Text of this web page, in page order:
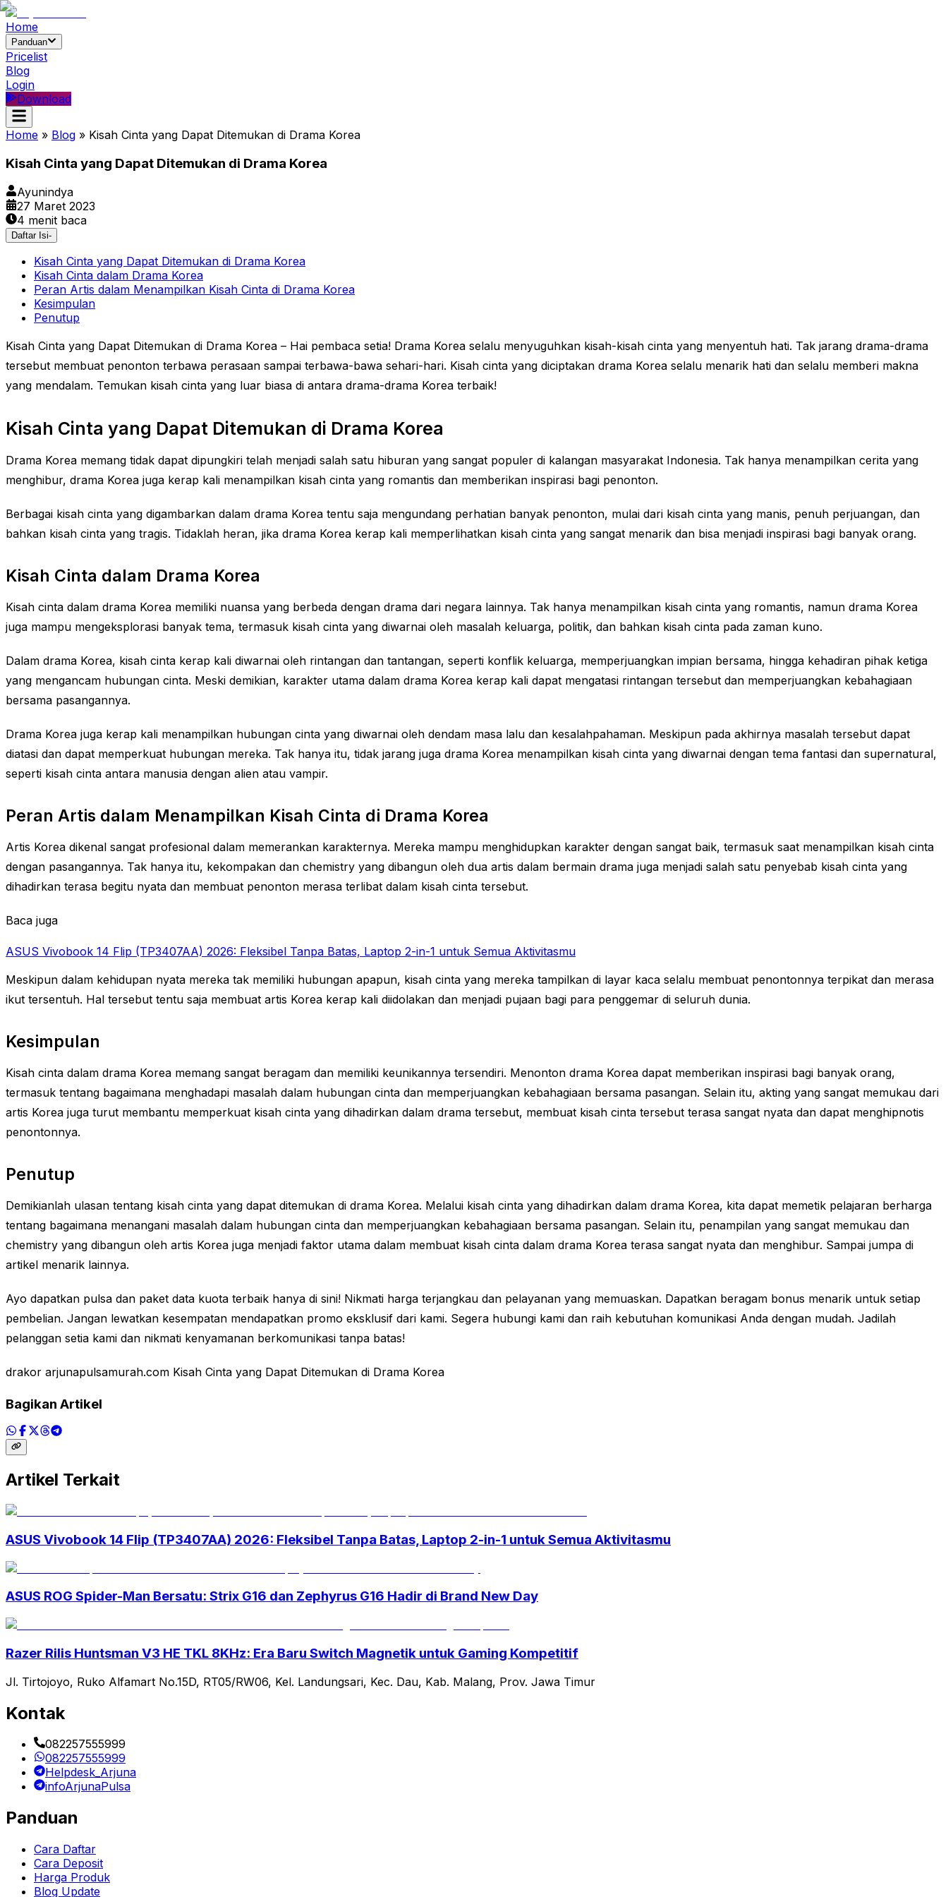
Home
Panduan
Pricelist
Blog
Login
Download
Home » Blog » Kisah Cinta yang Dapat Ditemukan di Drama Korea
Kisah Cinta yang Dapat Ditemukan di Drama Korea
Ayunindya
27 Maret 2023
4 menit baca
Daftar Isi-
Kisah Cinta yang Dapat Ditemukan di Drama Korea
Kisah Cinta dalam Drama Korea
Peran Artis dalam Menampilkan Kisah Cinta di Drama Korea
Kesimpulan
Penutup
Kisah Cinta yang Dapat Ditemukan di Drama Korea – Hai pembaca setia! Drama Korea selalu menyuguhkan kisah-kisah cinta yang menyentuh hati. Tak jarang drama-drama
tersebut membuat penonton terbawa perasaan sampai terbawa-bawa sehari-hari. Kisah cinta yang diciptakan drama Korea selalu menarik hati dan selalu memberi makna
yang mendalam. Temukan kisah cinta yang luar biasa di antara drama-drama Korea terbaik!
Kisah Cinta yang Dapat Ditemukan di Drama Korea
Drama Korea memang tidak dapat dipungkiri telah menjadi salah satu hiburan yang sangat populer di kalangan masyarakat Indonesia. Tak hanya menampilkan cerita yang
menghibur, drama Korea juga kerap kali menampilkan kisah cinta yang romantis dan memberikan inspirasi bagi penonton.
Berbagai kisah cinta yang digambarkan dalam drama Korea tentu saja mengundang perhatian banyak penonton, mulai dari kisah cinta yang manis, penuh perjuangan, dan
bahkan kisah cinta yang tragis. Tidaklah heran, jika drama Korea kerap kali memperlihatkan kisah cinta yang sangat menarik dan bisa menjadi inspirasi bagi banyak orang.
Kisah Cinta dalam Drama Korea
Kisah cinta dalam drama Korea memiliki nuansa yang berbeda dengan drama dari negara lainnya. Tak hanya menampilkan kisah cinta yang romantis, namun drama Korea
juga mampu mengeksplorasi banyak tema, termasuk kisah cinta yang diwarnai oleh masalah keluarga, politik, dan bahkan kisah cinta pada zaman kuno.
Dalam drama Korea, kisah cinta kerap kali diwarnai oleh rintangan dan tantangan, seperti konflik keluarga, memperjuangkan impian bersama, hingga kehadiran pihak ketiga
yang mengancam hubungan cinta. Meski demikian, karakter utama dalam drama Korea kerap kali dapat mengatasi rintangan tersebut dan memperjuangkan kebahagiaan
bersama pasangannya.
Drama Korea juga kerap kali menampilkan hubungan cinta yang diwarnai oleh dendam masa lalu dan kesalahpahaman. Meskipun pada akhirnya masalah tersebut dapat
diatasi dan dapat memperkuat hubungan mereka. Tak hanya itu, tidak jarang juga drama Korea menampilkan kisah cinta yang diwarnai dengan tema fantasi dan supernatural,
seperti kisah cinta antara manusia dengan alien atau vampir.
Peran Artis dalam Menampilkan Kisah Cinta di Drama Korea
Artis Korea dikenal sangat profesional dalam memerankan karakternya. Mereka mampu menghidupkan karakter dengan sangat baik, termasuk saat menampilkan kisah cinta
dengan pasangannya. Tak hanya itu, kekompakan dan chemistry yang dibangun oleh dua artis dalam bermain drama juga menjadi salah satu penyebab kisah cinta yang
dihadirkan terasa begitu nyata dan membuat penonton merasa terlibat dalam kisah cinta tersebut.
Baca juga
ASUS Vivobook 14 Flip (TP3407AA) 2026: Fleksibel Tanpa Batas, Laptop 2-in-1 untuk Semua Aktivitasmu
Meskipun dalam kehidupan nyata mereka tak memiliki hubungan apapun, kisah cinta yang mereka tampilkan di layar kaca selalu membuat penontonnya terpikat dan merasa
ikut tersentuh. Hal tersebut tentu saja membuat artis Korea kerap kali diidolakan dan menjadi pujaan bagi para penggemar di seluruh dunia.
Kesimpulan
Kisah cinta dalam drama Korea memang sangat beragam dan memiliki keunikannya tersendiri. Menonton drama Korea dapat memberikan inspirasi bagi banyak orang,
termasuk tentang bagaimana menghadapi masalah dalam hubungan cinta dan memperjuangkan kebahagiaan bersama pasangan. Selain itu, akting yang sangat memukau dari
artis Korea juga turut membantu memperkuat kisah cinta yang dihadirkan dalam drama tersebut, membuat kisah cinta tersebut terasa sangat nyata dan dapat menghipnotis
penontonnya.
Penutup
Demikianlah ulasan tentang kisah cinta yang dapat ditemukan di drama Korea. Melalui kisah cinta yang dihadirkan dalam drama Korea, kita dapat memetik pelajaran berharga
tentang bagaimana menangani masalah dalam hubungan cinta dan memperjuangkan kebahagiaan bersama pasangan. Selain itu, penampilan yang sangat memukau dan
chemistry yang dibangun oleh artis Korea juga menjadi faktor utama dalam membuat kisah cinta dalam drama Korea terasa sangat nyata dan menghibur. Sampai jumpa di
artikel menarik lainnya.
Ayo dapatkan pulsa dan paket data kuota terbaik hanya di sini! Nikmati harga terjangkau dan pelayanan yang memuaskan. Dapatkan beragam bonus menarik untuk setiap
pembelian. Jangan lewatkan kesempatan mendapatkan promo eksklusif dari kami. Segera hubungi kami dan raih kebutuhan komunikasi Anda dengan mudah. Jadilah
pelanggan setia kami dan nikmati kenyamanan berkomunikasi tanpa batas!
drakor arjunapulsamurah.com Kisah Cinta yang Dapat Ditemukan di Drama Korea
Bagikan Artikel
Artikel Terkait
ASUS Vivobook 14 Flip (TP3407AA) 2026: Fleksibel Tanpa Batas, Laptop 2-in-1 untuk Semua Aktivitasmu
ASUS ROG Spider-Man Bersatu: Strix G16 dan Zephyrus G16 Hadir di Brand New Day
Razer Rilis Huntsman V3 HE TKL 8KHz: Era Baru Switch Magnetik untuk Gaming Kompetitif
Jl. Tirtojoyo, Ruko Alfamart No.15D, RT05/RW06, Kel. Landungsari, Kec. Dau, Kab. Malang, Prov. Jawa Timur
Kontak
082257555999
082257555999
Helpdesk_Arjuna
infoArjunaPulsa
Panduan
Cara Daftar
Cara Deposit
Harga Produk
Blog Update